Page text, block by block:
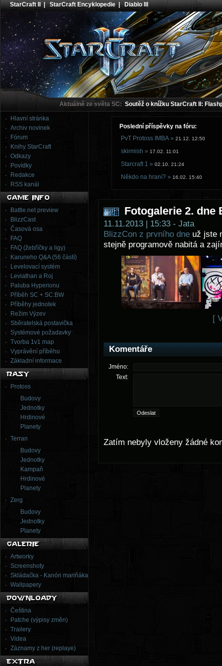
StarCraft II |StarCraft Encyklopedie|Diablo III
Aktuálně ze světa SC: Soutěž o knížku StarCraft II:
Hlavní stránka
Archiv novinek
Fórum
Knihy StarCraft
Odkazy
Povídky
Redakce
RSS kanál
Battle.net preview
BlizzCast
Časová osa
FAQ
FAQ (žebříčky a ligy)
Karuneho Q&A (56 částí)
Levelovací systém
Leviathan a Roj
Paluba Hyperionu
Příběh SC + SC:BW
Příběhy jednotek
Režim Výzev
Sběratelská postavička
Systémové požadavky
Tvorba 1v1 map
Vyprávění příběhu
Základní informace
Protoss
Budovy
Jednotky
Hrdinové
Planety
Terran
Budovy
Jednotky
Kampaň
Hrdinové
Planety
Zerg
Budovy
Jednotky
Planety
Artworky
Screenshoty
Skládačka - Kanón mariňáka
Wallpapery
Čeština
Patche (výpisy změn)
Trailery
Videa
Záznamy z her (replaye)
Poslední příspěvky na fóru:
PvT Protoss IMBA » 21.12. 12:50
skirmish » 17.02. 11:01
Starcraft 1 » 02.10. 21:24
Někdo na hraní? » 16.02. 15:40
Fotogalerie 2. dne
11.11.2013 | 15:33 - Jata
BlizzCon z prvního dne už jste
stejně programově nabitá a
[
Komentáře
Jméno:
Text:
Zatím nebyly vloženy žádné